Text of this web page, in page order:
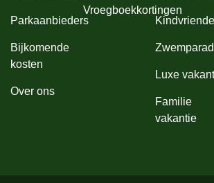
Parkaanbieders
Bijkomende
kosten
Over ons
Vroegboekkortingen
Luxe
Familie
vakantie